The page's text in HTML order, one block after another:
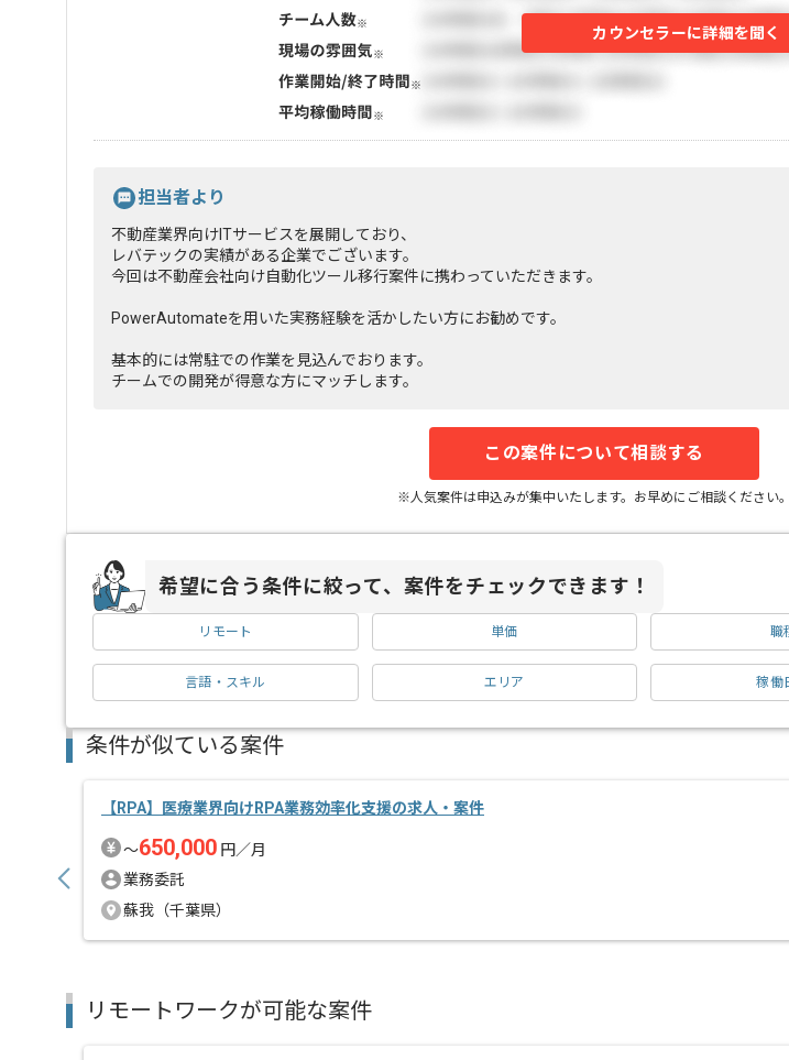
カウンセラーに詳細を聞く
担当者より
不動産業界向けITサービスを展開しており、
レバテックの実績がある企業でございます。
今回は不動産会社向け自動化ツール移行案件に携わっていただきます。
PowerAutomateを用いた実務経験を活かしたい方にお勧めです。
基本的には常駐での作業を見込んでおります。
チームでの開発が得意な方にマッチします。
この案件について相談する
※人気案件は申込みが集中いたします。お早めにご相談ください。
希望に合う条件に絞って、案件をチェックできます！
リモート 単価 職
言語・スキル エリア 稼働
条件が似ている案件
【RPA】医療業界向けRPA業務効率化支援の求人・案件
〜650,000 円／月
業務委託
蘇我（千葉県）
リモートワークが可能な案件